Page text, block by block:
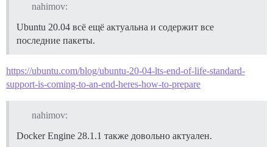
nahimov:
Ubuntu 20.04 всё ещё актуальна и содержит все
последние пакеты.
https://ubuntu.com/blog/ubuntu-20-04-lts-end-of-life-standard-
support-is-coming-to-an-end-heres-how-to-prepare
nahimov:
Docker Engine 28.1.1 также довольно актуален.